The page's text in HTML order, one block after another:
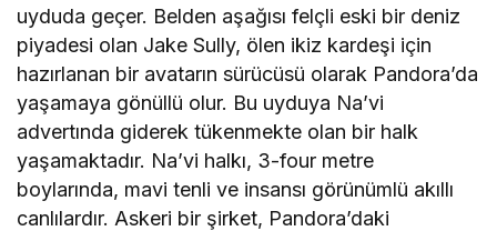
uyduda geçer. Belden aşağısı felçli eski bir deniz
piyadesi olan Jake Sully, ölen ikiz kardeşi için
hazırlanan bir avatarın sürücüsü olarak Pandora’da
yaşamaya gönüllü olur. Bu uyduya Na’vi
advertında giderek tükenmekte olan bir halk
yaşamaktadır. Na’vi halkı, 3-four metre
boylarında, mavi tenli ve insansı görünümlü akıllı
canlılardır. Askeri bir şirket, Pandora’daki